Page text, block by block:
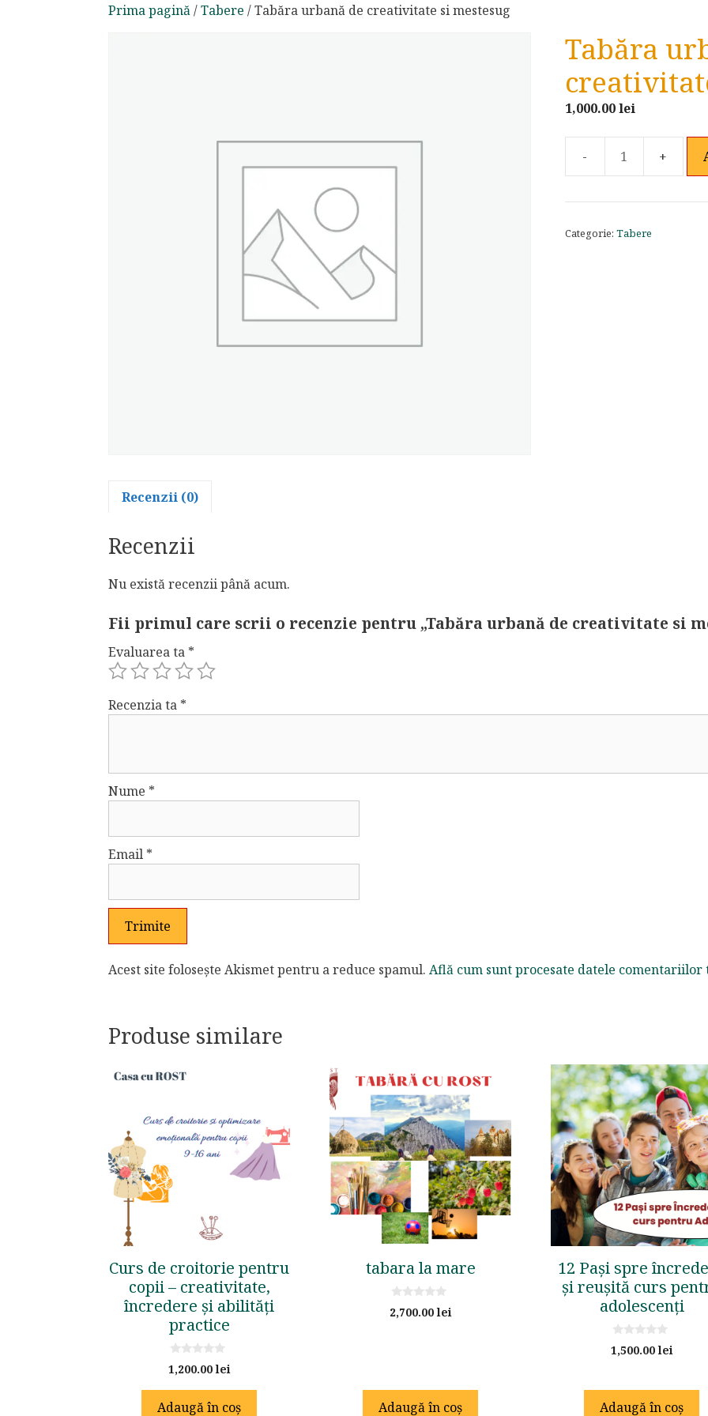
Prima pagină/Tabere / Tabăra urbană de creativitate si mestesug
Tabăra
1,000.00lei
urbană
creativitate
Categorie: Tabere
Recenzii (0)
Recenzii
Nu există recenzii până acum.
Fii primul care scrii o recenzie pentru „Tabăra urbană de creativitate si
Evaluarea ta *
Recenzia ta *
Nume *
Email *
Acest site folosește Akismet pentru a reduce spamul. Află cum sunt procesate datele comentariilor
Produse similare
Curs de croitorie pentru
copii – creativitate,
încredere și abilități
practice
0
o
o
1,200.00lei
Adaugă în coș
tabara la mare
0
o
2,700.00lei
Adaugă în coș
12 Pași spre
și reușită curs
adolescenți
0
o
5
1,500.00lei
Adaugă în coș